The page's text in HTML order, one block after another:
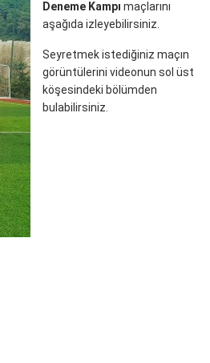
Deneme Kampı maçlarını
aşağıda izleyebilirsiniz.
Seyretmek istediğiniz maçın
görüntülerini videonun sol üst
köşesindeki bölümden
bulabilirsiniz.